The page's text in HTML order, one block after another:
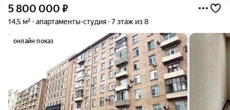
5 800 000 ₽
14,5 м² апартаменты-студия 7 этаж из 8
онлайн показ